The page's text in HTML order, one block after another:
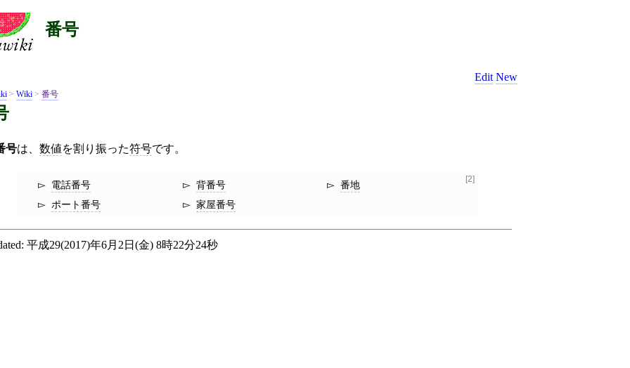
番号
Edit New
> Wiki > 番号
号は、 数値を割り振った符号です。
[2]
電話番号
ポート番号
背番号
家屋番号
番地
平成29(2017)年6月2日(金) 8時22分24秒